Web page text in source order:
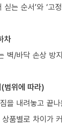
싣는 순서’와 ‘고
차
벽/바닥 손상 방
범위에 따라)
을 내려놓고 끝
품별로 차이가